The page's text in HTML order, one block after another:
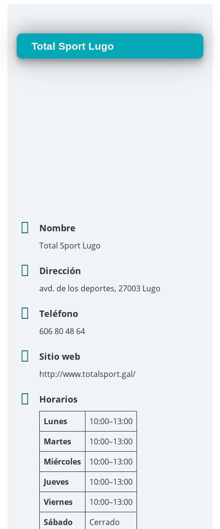
Total Sport Lugo
Nombre
Total Sport Lugo
Dirección
avd. de los deportes, 27003 Lugo
Teléfono
606 80 48 64
Sitio web
http://www.totalsport.gal/
Horarios
Lunes
10:00–13:00
Martes
10:00–13:00
Miércoles
10:00–13:00
Jueves
10:00–13:00
Viernes
10:00–13:00
Sábado
Cerrado